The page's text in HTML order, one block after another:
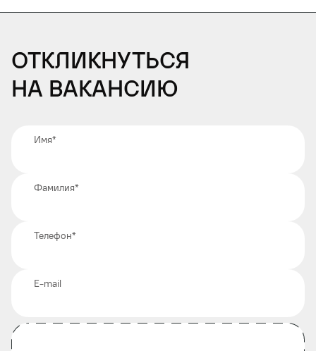
Откликнуться
на вакансию
Имя*
Фамилия*
Телефон*
E-mail